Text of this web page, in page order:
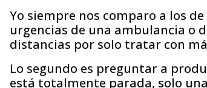
Yo siempre nos comparo a los
urgencias de una ambulancia o
distancias por solo tratar con
Lo segundo es preguntar a
está totalmente parada, solo